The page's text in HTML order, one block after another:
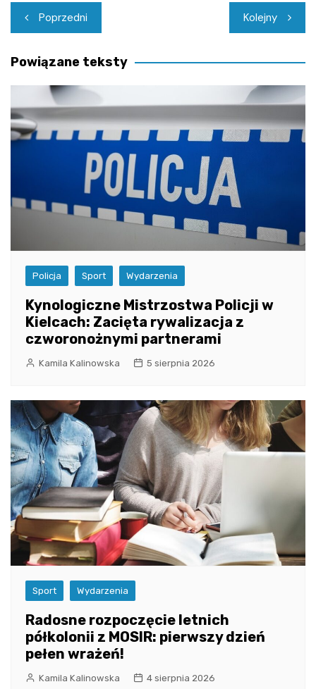
Nawigacja
wpisu
Poprzedni Kolejny
Powiązane teksty
Policja Sport Wydarzenia
Kynologiczne Mistrzostwa Policji w
Kielcach: Zacięta rywalizacja z
czworonożnymi partnerami
Kamila Kalinowska 5 sierpnia 2026
Sport Wydarzenia
Radosne rozpoczęcie letnich
półkolonii z MOSIR: pierwszy dzień
pełen wrażeń!
Kamila Kalinowska 4 sierpnia 2026